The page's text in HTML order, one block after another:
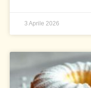
3 Aprile 2026